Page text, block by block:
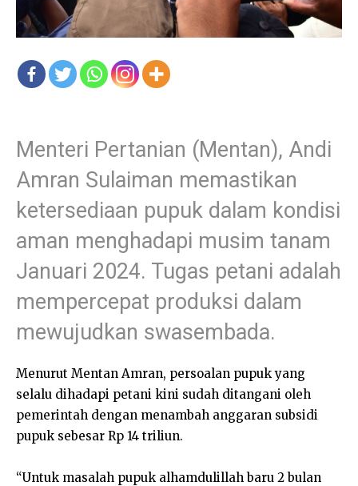
Menteri Pertanian (Mentan), Andi
Amran Sulaiman memastikan
ketersediaan pupuk dalam kondisi
aman menghadapi musim tanam
Januari 2024. Tugas petani adalah
mempercepat produksi dalam
mewujudkan swasembada.
Menurut Mentan Amran, persoalan pupuk yang
selalu dihadapi petani kini sudah ditangani oleh
pemerintah dengan menambah anggaran subsidi
pupuk sebesar Rp 14 triliun.
“Untuk masalah pupuk alhamdulillah baru 2 bulan